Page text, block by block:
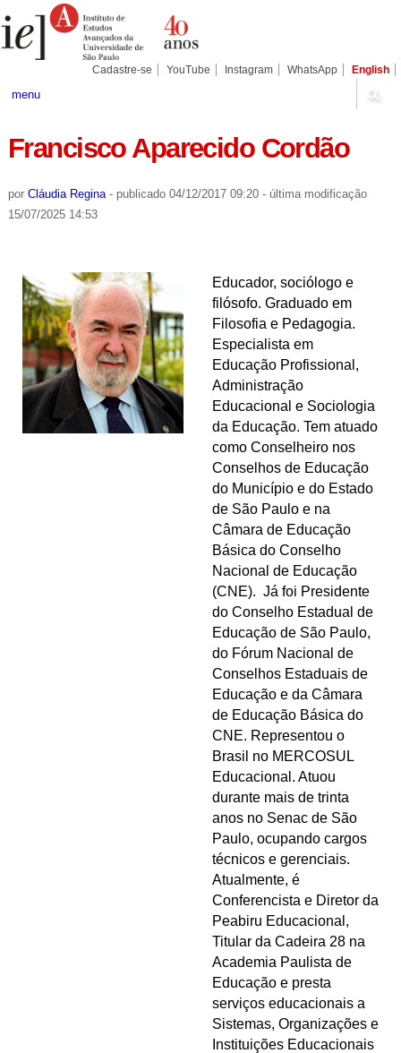
para
conteúdo.
Pessoais
Cadastre-se YouTube Instagram WhatsApp English
menu
Francisco Aparecido Cordão
por Cláudia Regina - publicado04/12/2017 09:20 - última modificação
15/07/2025 14:53
Educador, sociólogo e
filósofo. Graduado em
Filosofia e Pedagogia.
Especialista em
Educação Profissional,
Administração
Educacional e Sociologia
da Educação. Tem atuado
como Conselheiro nos
Conselhos de Educação
do Município e do Estado
de São Paulo e na
Câmara de Educação
Básica do Conselho
Nacional de Educação
(CNE). Já foi Presidente
do Conselho Estadual de
Educação de São Paulo,
do Fórum Nacional de
Conselhos Estaduais de
Educação e da Câmara
de Educação Básica do
CNE. Representou o
Brasil no MERCOSUL
Educacional. Atuou
durante mais de trinta
anos no Senac de São
Paulo, ocupando cargos
técnicos e gerenciais.
Atualmente, é
Conferencista e Diretor da
Peabiru Educacional,
Titular da Cadeira 28 na
Academia Paulista de
Educação e presta
serviços educacionais a
Sistemas, Organizações e
Instituições Educacionais